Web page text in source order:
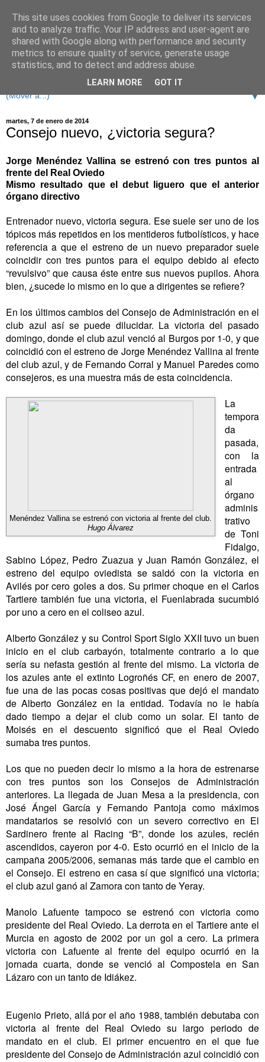
▼
martes, 7 de enero de 2014
Consejo nuevo, ¿victoria segura?
Jorge Menéndez Vallina se estrenó con tres puntos al
frente del Real Oviedo
Mismo resultado que el debut liguero que el anterior
órgano directivo
Entrenador nuevo, victoria segura. Ese suele ser uno de los
tópicos más repetidos en los mentideros futbolísticos, y hace
referencia a que el estreno de un nuevo preparador suele
coincidir con tres puntos para el equipo debido al efecto
“revulsivo” que causa éste entre sus nuevos pupilos. Ahora
bien, ¿sucede lo mismo en lo que a dirigentes se refiere?
En los últimos cambios del Consejo de Administración en el
club azul así se puede dilucidar. La victoria del pasado
domingo, donde el club azul venció al Burgos por 1-0, y que
coincidió con el estreno de Jorge Menéndez Vallina al frente
del club azul, y de Fernando Corral y Manuel Paredes como
consejeros, es una muestra más de esta coincidencia.
Menéndez Vallina se estrenó con victoria al frente del club.
Hugo Álvarez
La
tempora
da
pasada,
con la
entrada
al
órgano
adminis
trativo
de Toni
Fidalgo,
Sabino López, Pedro Zuazua y Juan Ramón González, el
estreno del equipo oviedista se saldó con la victoria en
Avilés por cero goles a dos. Su primer choque en el Carlos
Tartiere también fue una victoria, el Fuenlabrada sucumbió
por uno a cero en el coliseo azul.
Alberto González y su Control Sport Siglo XXII tuvo un buen
inicio en el club carbayón, totalmente contrario a lo que
sería su nefasta gestión al frente del mismo. La victoria de
los azules ante el extinto Logroñés CF, en enero de 2007,
fue una de las pocas cosas positivas que dejó el mandato
de Alberto González en la entidad. Todavía no le había
dado tiempo a dejar el club como un solar. El tanto de
Moisés en el descuento significó que el Real Oviedo
sumaba tres puntos.
Los que no pueden decir lo mismo a la hora de estrenarse
con tres puntos son los Consejos de Administración
anteriores. La llegada de Juan Mesa a la presidencia, con
José Ángel García y Fernando Pantoja como máximos
mandatarios se resolvió con un severo correctivo en El
Sardinero frente al Racing “B”, donde los azules, recién
ascendidos, cayeron por 4-0. Esto ocurrió en el inicio de la
campaña 2005/2006, semanas más tarde que el cambio en
el Consejo. El estreno en casa sí que significó una victoria;
el club azul ganó al Zamora con tanto de Yeray.
Manolo Lafuente tampoco se estrenó con victoria como
presidente del Real Oviedo. La derrota en el Tartiere ante el
Murcia en agosto de 2002 por un gol a cero. La primera
victoria con Lafuente al frente del equipo ocurrió en la
jornada cuarta, donde se venció al Compostela en San
Lázaro con un tanto de Idiákez.
Eugenio Prieto, allá por el año 1988, también debutaba con
victoria al frente del Real Oviedo su largo periodo de
mandato en el club. El primer encuentro en el que fue
presidente del Consejo de Administración azul coincidió con
This site uses cookies from Google to deliver its services
and to analyze traffic. Your IP address and user-agent are
shared with Google along with performance and security
metrics to ensure quality of service, generate usage
statistics, and to detect and address abuse.
LEARN MORE GOT IT